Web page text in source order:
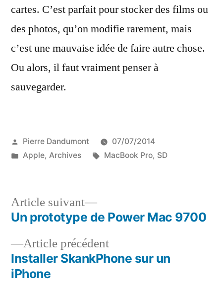
cartes. C’est parfait pour stocker des films ou
des photos, qu’on modifie rarement, mais
c’est une mauvaise idée de faire autre chose.
Ou alors, il faut vraiment penser à
sauvegarder.
Publié
par
Pierre Dandumont
07/07/2014
Publié
Apple, Archives Étiquettes :
MacBook Pro, SD
Navigation
de
l’article
Article précédentArticle
précédent :
Installer SkankPhone sur un
iPhone
Article suivant
Article
suivant :
Un prototype de Power Mac 9700